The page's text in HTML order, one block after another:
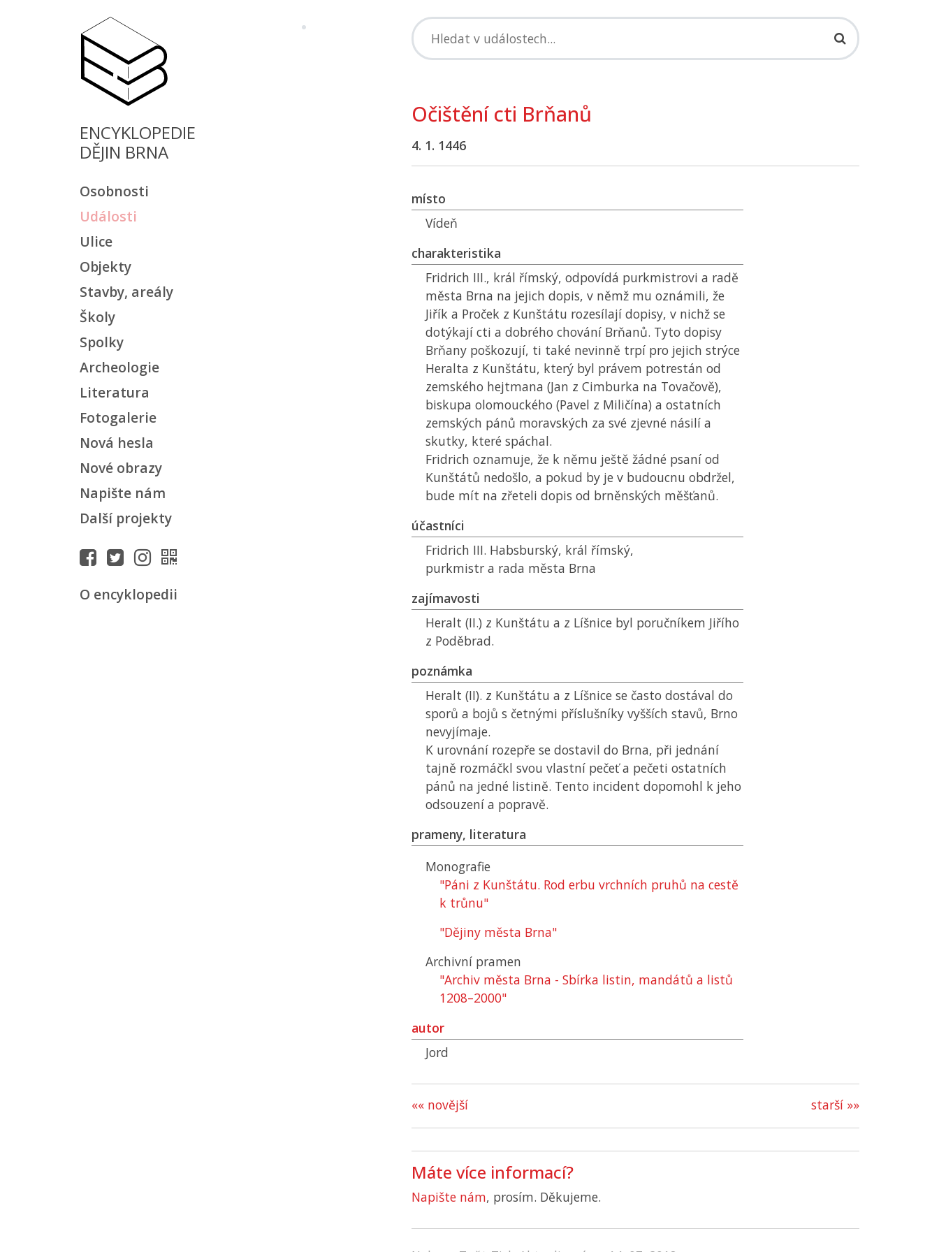
ENCYKLOPEDIE
DĚJIN BRNA
Osobnosti
Události
Ulice
Objekty
Stavby, areály
Školy
Spolky
Archeologie
Literatura
Fotogalerie
Nová hesla
Nové obrazy
Napište nám
Další projekty
O encyklopedii
Očištění cti Brňanů
4. 1. 1446
místo
Vídeň
charakteristika
Fridrich III., král římský, odpovídá purkmistrovi a radě
města Brna na jejich dopis, v němž mu oznámili, že
Jiřík a Proček z Kunštátu rozesílají dopisy, v nichž se
dotýkají cti a dobrého chování Brňanů. Tyto dopisy
Brňany poškozují, ti také nevinně trpí pro jejich strýce
Heralta z Kunštátu, který byl právem potrestán od
zemského hejtmana (Jan z Cimburka na Tovačově),
biskupa olomouckého (Pavel z Miličína) a ostatních
zemských pánů moravských za své zjevné násilí a
skutky, které spáchal.
Fridrich oznamuje, že k němu ještě žádné psaní od
Kunštátů nedošlo, a pokud by je v budoucnu obdržel,
bude mít na zřeteli dopis od brněnských měšťanů.
účastníci
Fridrich III. Habsburský, král římský,
purkmistr a rada města Brna
zajímavosti
Heralt (II.) z Kunštátu a z Líšnice byl poručníkem Jiřího
z Poděbrad.
poznámka
Heralt (II). z Kunštátu a z Líšnice se často dostával do
sporů a bojů s četnými příslušníky vyšších stavů, Brno
nevyjímaje.
K urovnání rozepře se dostavil do Brna, při jednání
tajně rozmáčkl svou vlastní pečeť a pečeti ostatních
pánů na jedné listině. Tento incident dopomohl k jeho
odsouzení a popravě.
prameny, literatura
Monografie
"Páni z Kunštátu. Rod erbu vrchních pruhů na cestě
k trůnu"
"Dějiny města Brna"
Archivní pramen
"Archiv města Brna - Sbírka listin, mandátů a listů
1208–2000"
autor
Jord
starší »»
«« novější
Máte více informací?
Napište nám, prosím. Děkujeme.